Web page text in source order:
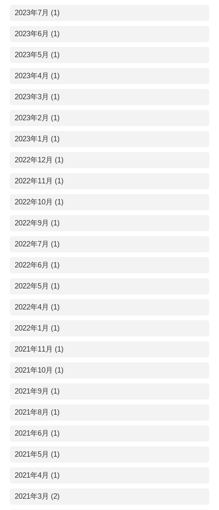
2023年7月 (1)
2023年6月 (1)
2023年5月 (1)
2023年4月 (1)
2023年3月 (1)
2023年2月 (1)
2023年1月 (1)
2022年12月 (1)
2022年11月 (1)
2022年10月 (1)
2022年9月 (1)
2022年7月 (1)
2022年6月 (1)
2022年5月 (1)
2022年4月 (1)
2022年1月 (1)
2021年11月 (1)
2021年10月 (1)
2021年9月 (1)
2021年8月 (1)
2021年6月 (1)
2021年5月 (1)
2021年4月 (1)
2021年3月 (2)